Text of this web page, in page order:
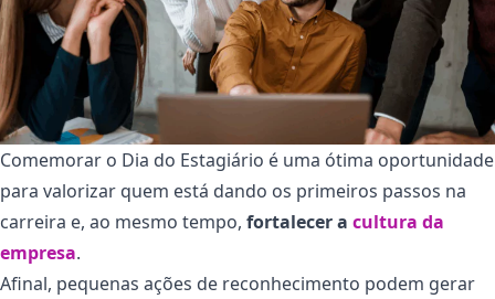
Comemorar o Dia do Estagiário é uma ótima oportunidade
para valorizar quem está dando os primeiros passos na
carreira e, ao mesmo tempo, fortalecer a cultura da
empresa.
Afinal, pequenas ações de reconhecimento podem gerar